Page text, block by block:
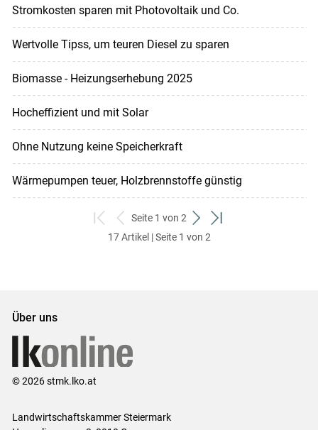
Stromkosten sparen mit Photovoltaik und Co.
Wertvolle Tipss, um teuren Diesel zu sparen
Biomasse - Heizungserhebung 2025
Hocheffizient und mit Solar
Ohne Nutzung keine Speicherkraft
Wärmepumpen teuer, Holzbrennstoffe günstig
zum
ersten
zurück
zum
Seite 1 von 2
weiter
zum
zum
17 Artikel | Seite 1 von 2
Über uns
© 2026 stmk.lko.at
Landwirtschaftskammer Steiermark